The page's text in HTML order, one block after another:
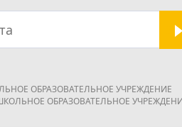
ОБРАЗОВАТЕЛЬНОЕ УЧРЕЖДЕНИЕ
ОБРАЗОВАТЕЛЬНОЕ